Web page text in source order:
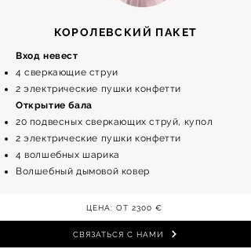
КОРОЛЕВСКИЙ ПАКЕТ
Вход невест
4 сверкающие струи
2 электрические пушки конфетти
Открытие бала
20 подвесных сверкающих струй, купол
2 электрические пушки конфетти
4 волшебных шарика
Волшебный дымовой ковер
ЦЕНА: ОТ 2300 €
СВЯЗАТЬСЯ С НАМИ